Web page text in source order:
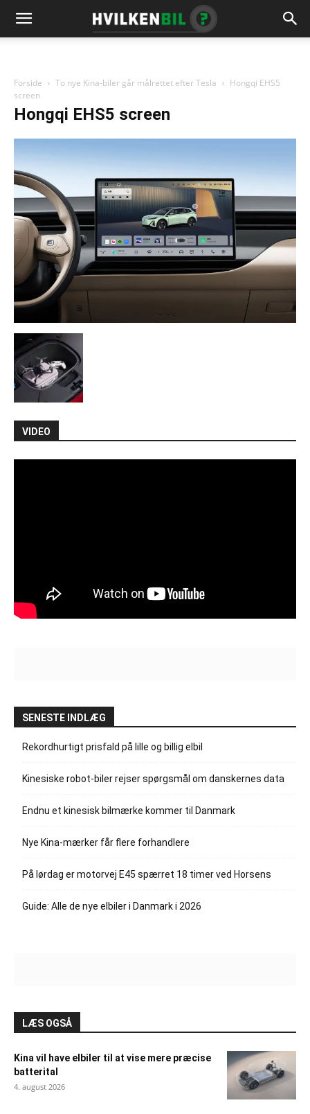
Forside To nye Kina-biler går målrettet efter Tesla
Hongqi EHS5
screen
Hongqi EHS5 screen
VIDEO
SENESTE INDLÆG
Rekordhurtigt prisfald på lille og billig elbil
Kinesiske robot-biler rejser spørgsmål om danskernes data
Endnu et kinesisk bilmærke kommer til Danmark
Nye Kina-mærker får flere forhandlere
På lørdag er motorvej E45 spærret 18 timer ved Horsens
Guide: Alle de nye elbiler i Danmark i 2026
LÆS OGSÅ
Kina vil have elbiler til at vise mere præcise
batterital
4. august 2026